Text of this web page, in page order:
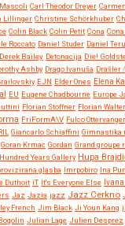
Carl Theodor Dreyer Carmen
Lillinger Christine Schörkhuber
Colin Black Colin Petit Cona
Roccato Daniel Studer Daniel
Derek Bailey Detonacija Die!
Ashby Drago Ivanuša Drašler
EJN Elder Ones Elena
EU Eugene Chadbourne Europe
Florian Stoffner Florian Walter
FriFormA\V Fulco Ottervanger
Giancarlo Schiaffini Gimnastika
Goran Krmac Gordan Grand groupe
Hundred Years Gallery Hupa
glasba Imrpobiro Ina
Duthoit iT It's Everyone Else
Jaz Jazia jazz Jazz Cerkno
French Jim Black Ji Youn Kang
Julian Lage Julien Desprez